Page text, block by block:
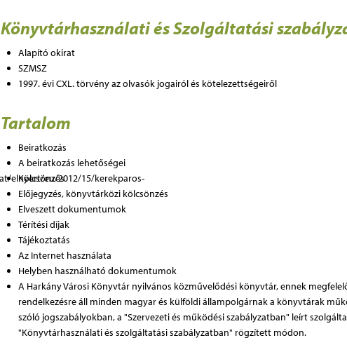
Könyvtárhasználati és Szolgáltatási
Alapító okirat
SZMSZ
1997. évi CXL. törvény az olvasók jogairól és kötelezettségeiről
Tartalom
Beiratkozás
A beiratkozás lehetőségei
Kölcsönzés
Előjegyzés, könyvtárközi kölcsönzés
Elveszett dokumentumok
Térítési díjak
Tájékoztatás
Az Internet használata
Helyben használható dokumentumok
A Harkány Városi Könyvtár nyilvános közművelődési könyvtár, ennek
rendelkezésre áll minden magyar és külföldi állampolgárnak a könyvtárak
szóló jogszabályokban, a "Szervezeti és működési szabályzatban" leírt
"Könyvtárhasználati és szolgáltatási szabályzatban" rögzített módon.